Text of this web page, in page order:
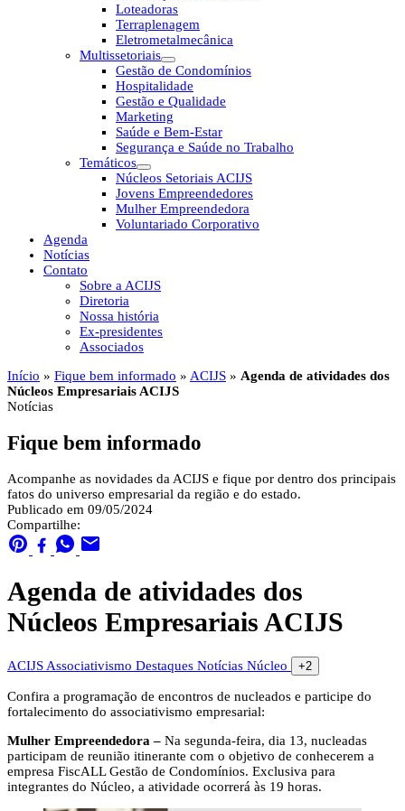
Loteadoras
Terraplenagem
Eletrometalmecânica
Multissetoriais
Gestão de Condomínios
Hospitalidade
Gestão e Qualidade
Marketing
Saúde e Bem-Estar
Segurança e Saúde no Trabalho
Temáticos
Núcleos Setoriais ACIJS
Jovens Empreendedores
Mulher Empreendedora
Voluntariado Corporativo
Agenda
Notícias
Contato
Sobre a ACIJS
Diretoria
Nossa história
Ex-presidentes
Associados
Início » Fique bem informado » ACIJS » Agenda de atividades dos
Núcleos Empresariais ACIJS
Notícias
Fique bem informado
Acompanhe as novidades da ACIJS e fique por dentro dos principais
fatos do universo empresarial da região e do estado.
Publicado em 09/05/2024
Compartilhe:
Agenda de atividades dos
Núcleos Empresariais ACIJS
ACIJS Associativismo Destaques Notícias Núcleo +2
Confira a programação de encontros de nucleados e participe do
fortalecimento do associativismo empresarial:
Mulher Empreendedora – Na segunda-feira, dia 13, nucleadas
participam de reunião itinerante com o objetivo de conhecerem a
empresa FiscALL Gestão de Condomínios. Exclusiva para
integrantes do Núcleo, a atividade ocorrerá às 19 horas.